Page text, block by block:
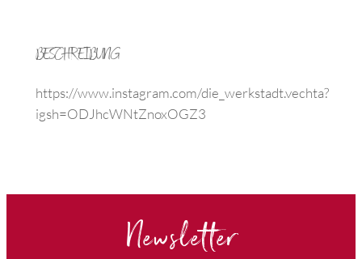
BESCHREIBUNG
https://www.instagram.com/die_werkstadt.vechta?
igsh=ODJhcWNtZnoxOGZ3
Newsletter